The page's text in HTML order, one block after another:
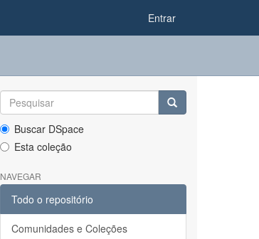
Entrar
Buscar DSpace
Esta coleção
NAVEGAR
Todo o repositório
Comunidades e Coleções